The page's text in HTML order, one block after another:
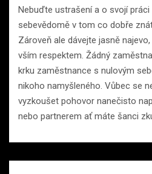
Nebuďte ustrašení a o svojí
sebevědomě v tom co dobře
Zároveň ale dávejte jasně
vším respektem. Žádný
krku zaměstnance s nulovým
nikoho namyšleného. Vůbec se
vyzkoušet pohovor nanečisto
nebo partnerem ať máte šanci